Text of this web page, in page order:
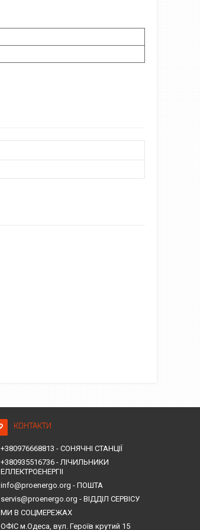
КОНТАКТИ
+380976668813 - СОНЯЧНІ СТАНЦІЇ
+380935516736 - ЛІЧИЛЬНИКИ
ЕЛЛЕКТРОЕНЕРГІІ
info@proenergo.org - ПОШТА
servis@proenergo.org - ВІДДІЛ СЕРВІСУ
МИ В СОЦМЕРЕЖАХ
ОФІС м.Одеса, вул. Героїв крутий 15